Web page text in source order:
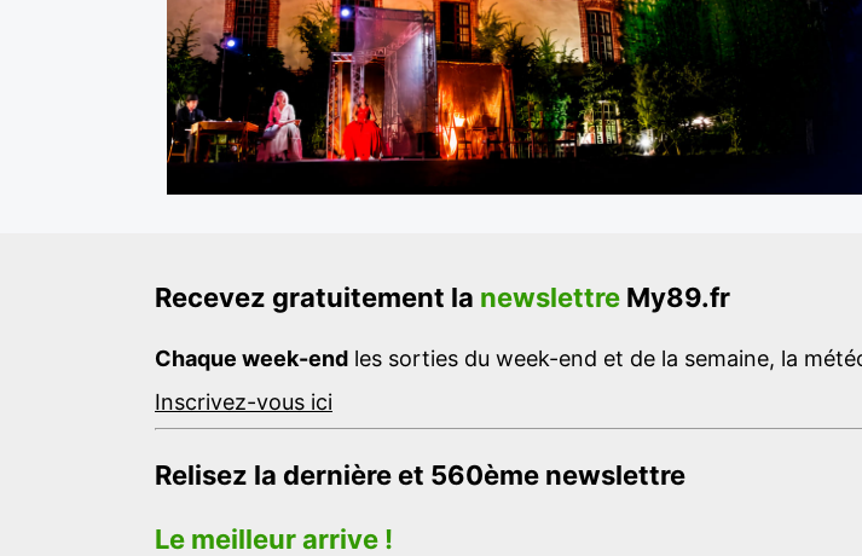
Recevez gratuitement la newslettre My89.fr
Chaque week-end les sorties du week-end et de la semaine, la
Inscrivez-vous ici
Relisez la dernière et 560ème newslettre
Le meilleur arrive !